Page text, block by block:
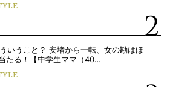
いうこと？ 安堵から一転、女の勘はほ
たる！【中学生ママ（40…